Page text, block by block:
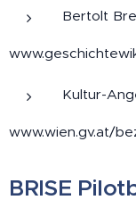
Bertolt
Kultur-
www.wien.gv.at/
BRISE